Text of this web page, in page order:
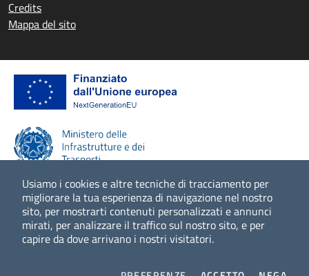
Usiamo i cookies e altre tecniche di tracciamento per
migliorare la tua esperienza di navigazione nel nostro
sito, per mostrarti contenuti personalizzati e annunci
mirati, per analizzare il traffico sul nostro sito, e per
capire da dove arrivano i nostri visitatori.
Credits
Mappa del sito
Scopri di più